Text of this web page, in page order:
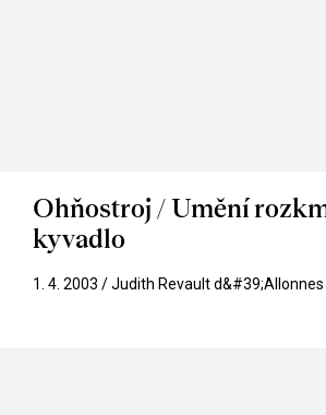
Ohňostroj / Umění
kyvadlo
1. 4. 2003 / Judith Revault d&#39;Allonnes